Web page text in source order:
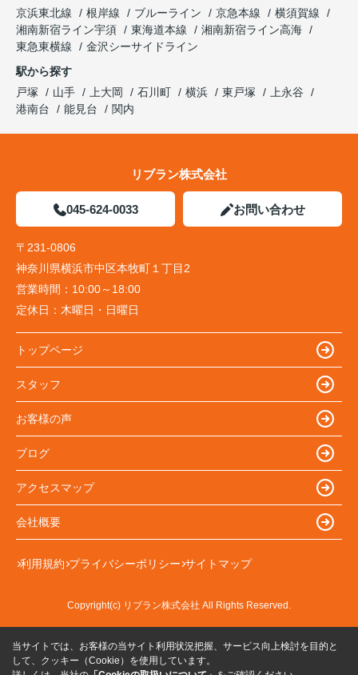
京浜東北線
根岸線 ブルーライン 京急本線
横須賀線
湘南新宿ライン宇須
東海道本線
湘南新宿ライン高海
東急東横線
金沢シーサイドライン
駅から探す
戸塚
山手 上大岡 石川町 横浜 東戸塚
上永谷
港南台
能見台 関内
リブラン株式会社
045-624-0033 お問い合わせ
〒231-0806
神奈川県横浜市中区本牧町１丁目2
営業時間： 10:00～18:00
定休日： 木曜日・日曜日
トップページ
スタッフ
お客様の声
ブログ
アクセスマップ
会社概要
利用規約 プライバシーポリシー サイトマップ
Copyright(c) リブラン株式会社 All Rights Reserved.
当サイトでは、お客様の当サイト利用状況把握、サービス向上検討を目的と
して、クッキー（Cookie）を使用しています。